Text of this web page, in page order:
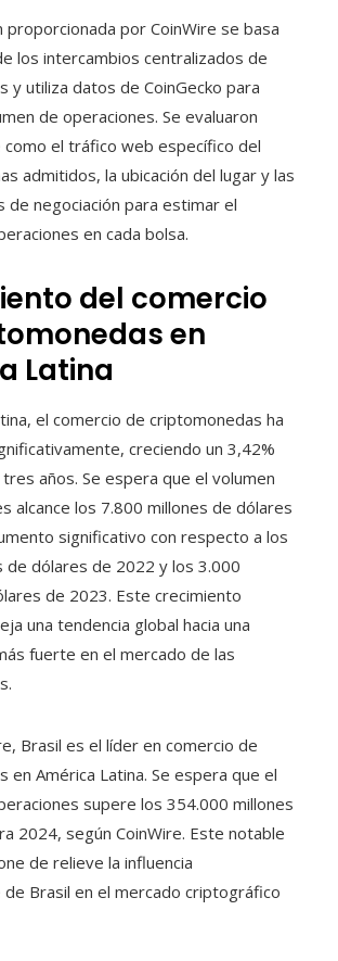
proporcionada por CoinWire se basa
los intercambios centralizados de
y utiliza datos de CoinGecko para
de operaciones. Se evaluaron
el tráfico web específico del
admitidos, la ubicación del lugar y las
de negociación para estimar el
en cada bolsa.
del comercio
en
Latina
el comercio de criptomonedas ha
creciendo un 3,42%
años. Se espera que el volumen
alcance los 7.800 millones de dólares
significativo con respecto a los
de dólares de 2022 y los 3.000
de 2023. Este crecimiento
una tendencia global hacia una
fuerte en el mercado de las
Brasil es el líder en comercio de
en América Latina. Se espera que el
supere los 354.000 millones
2024, según CoinWire. Este notable
de relieve la influencia
Brasil en el mercado criptográfico